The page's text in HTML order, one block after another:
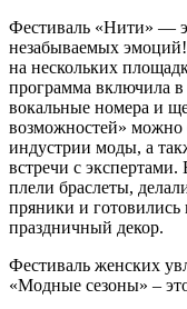
Фестиваль «Нити» —
незабываемых
на нескольких
программа включила в
вокальные номера и
возможностей» можно
индустрии моды, а
встречи с
плели браслеты,
пряники и готовились
праздничный декор.
Фестиваль женских
«Модные сезоны» –